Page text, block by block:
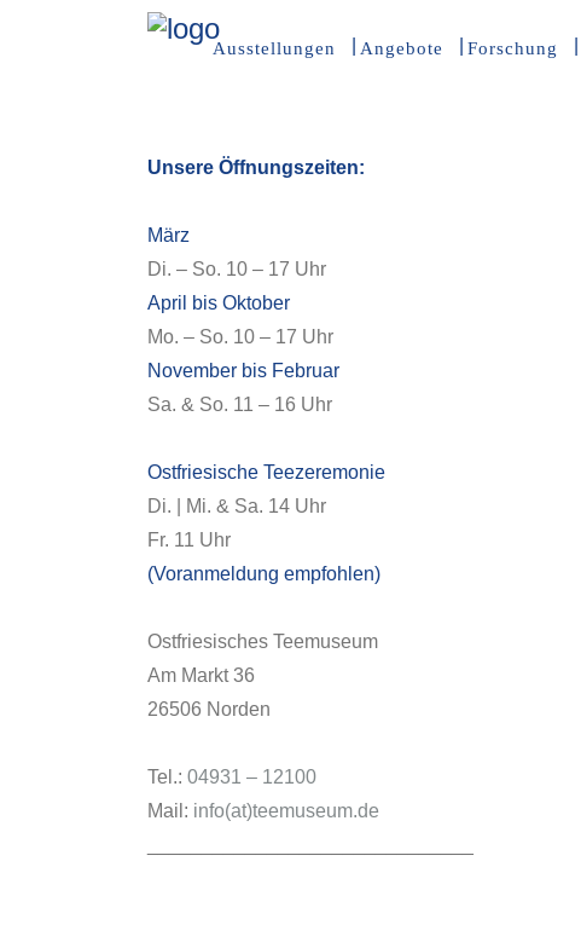
Ausstellungen Angebote Forschung
Unsere Öffnungszeiten:
März
Di. – So. 10 – 17 Uhr
April bis Oktober
Mo. – So. 10 – 17 Uhr
November bis Februar
Sa. & So. 11 – 16 Uhr
Ostfriesische Teezeremonie
Di. | Mi. & Sa. 14 Uhr
Fr. 11 Uhr
(Voranmeldung empfohlen)
Ostfriesisches Teemuseum
Am Markt 36
26506 Norden
Tel.: 04931 – 12100
Mail: info(at)teemuseum.de